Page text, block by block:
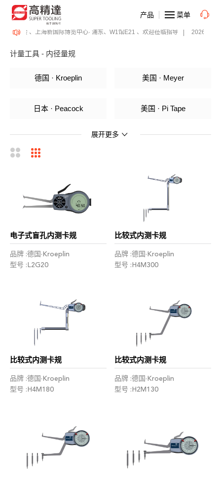
博览会 、上海新国际博览中心· 浦东、W1馆E21 、欢迎莅临指导 2026年08
产品 菜单
计量工具 - 内径量规
德国 · Kroeplin 美国 · Meyer
日本 · Peacock 美国 · Pi Tape
展开更多
电子式盲孔内测卡规
品牌 :德国·Kroeplin
型号 :L2G20
比较式内测卡规
品牌 :德国·Kroeplin
型号 :H4M300
比较式内测卡规
品牌 :德国·Kroeplin
型号 :H4M180
比较式内测卡规
品牌 :德国·Kroeplin
型号 :H2M130